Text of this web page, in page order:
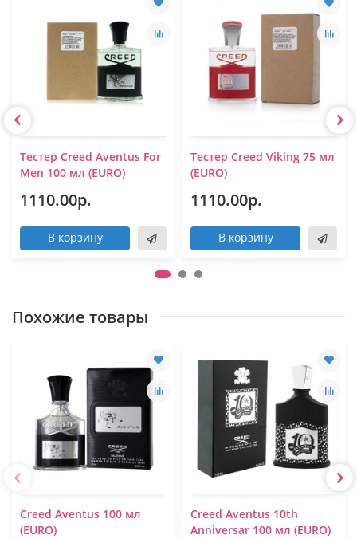
Тестер Creed Aventus For
Men 100 мл (EURO)
1110.00р.
В корзину
Тестер Creed Viking 75 мл
(EURO)
1110.00р.
В корзину
Похожие товары
Creed Aventus 100 мл
(EURO)
Creed Aventus 10th
Anniversar 100 мл (EURO)